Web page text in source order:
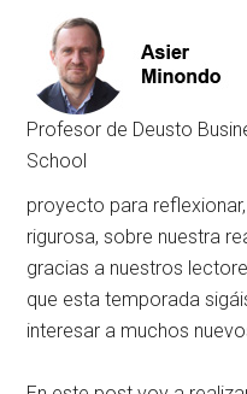
Profesor de Deusto
School
proyecto para
rigurosa, sobre nuestra
gracias a nuestros
que esta temporada
interesar a muchos